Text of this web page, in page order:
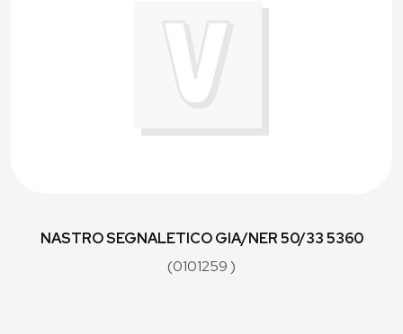
NASTRO SEGNALETICO GIA/NER 50/33 5360
(0101259 )